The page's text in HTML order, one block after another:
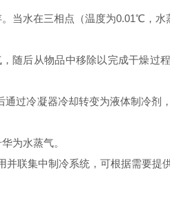
当水在三相点（温度为0.01℃，水
后从物品中移除以完成干燥过
过冷凝器冷却转变为液体制冷剂
为水蒸气。
联集中制冷系统，可根据需要提